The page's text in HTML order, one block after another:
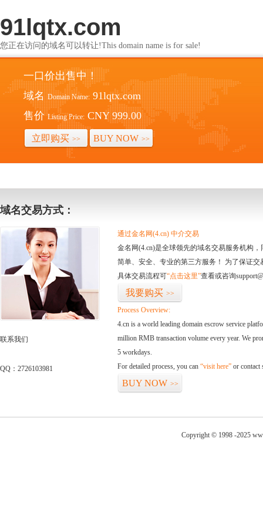
91lqtx.com
您正在访问的域名可以转让!This domain name is for sale!
一口价出售中！
域名 Domain Name: 91lqtx.com
售价 Listing Price: CNY 999.00
立即购买 >> BUY NOW >>
域名交易方式：
联系我们
QQ：2726103981
通过金名网(4.cn) 中介交易
金名网(4.cn)是全球领先的域名交易服务机构
简单、安全、专业的第三方服务！ 为了保证
具体交易流程可“点击这里”查看或咨询
我要购买 >>
Process Overview:
4.cn is a world leading domain escrow service
million RMB transaction volume every year. We
5 workdays.
For detailed process, you can “visit here” or contact
BUY NOW >>
Copyright © 1998 -2025